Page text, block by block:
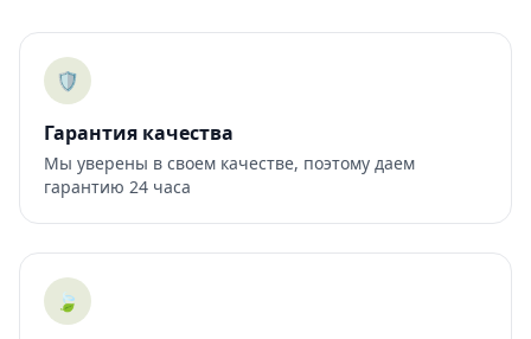
🛡️
Гарантия качества
Мы уверены в своем качестве, поэтому даем
гарантию 24 часа
🍃